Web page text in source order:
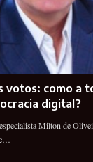
votos: como a
digital?
Milton de